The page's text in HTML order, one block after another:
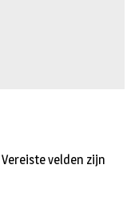
Vereiste velden zijn